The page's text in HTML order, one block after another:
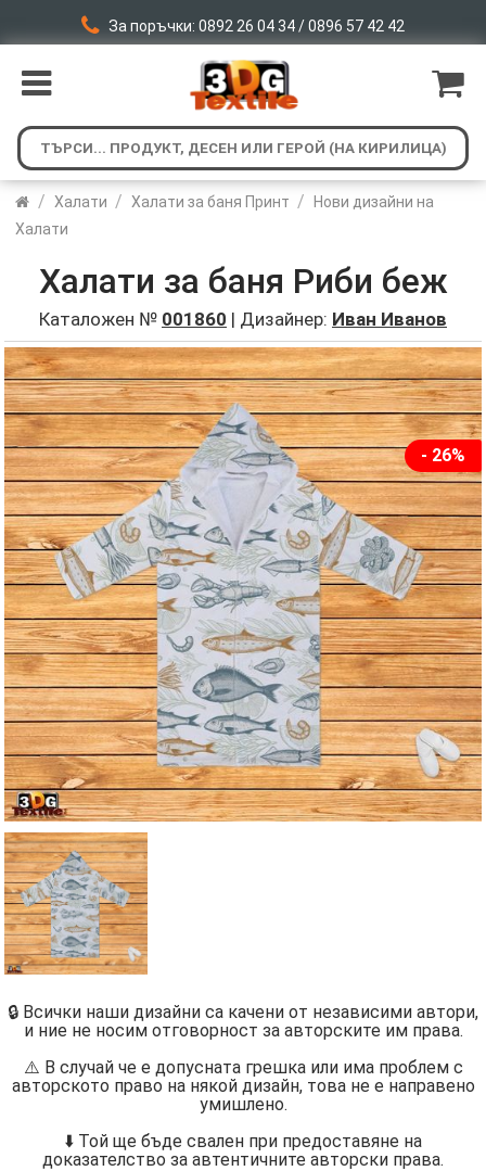
За поръчки: 0892 26 04 34 / 0896 57 42 42
/ Халати / Халати за баня Принт /
Нови дизайни на
Халати
Халати за баня Риби беж
Каталожен № 001860 | Дизайнер: Иван Иванов
- 26%
🔒 Всички наши дизайни са качени от независими автори,
и ние не носим отговорност за авторските им права.
⚠️ В случай че е допусната грешка или има проблем с
авторското право на някой дизайн, това не е направено
умишлено.
⬇️ Той ще бъде свален при предоставяне на
доказателство за автентичните авторски права.